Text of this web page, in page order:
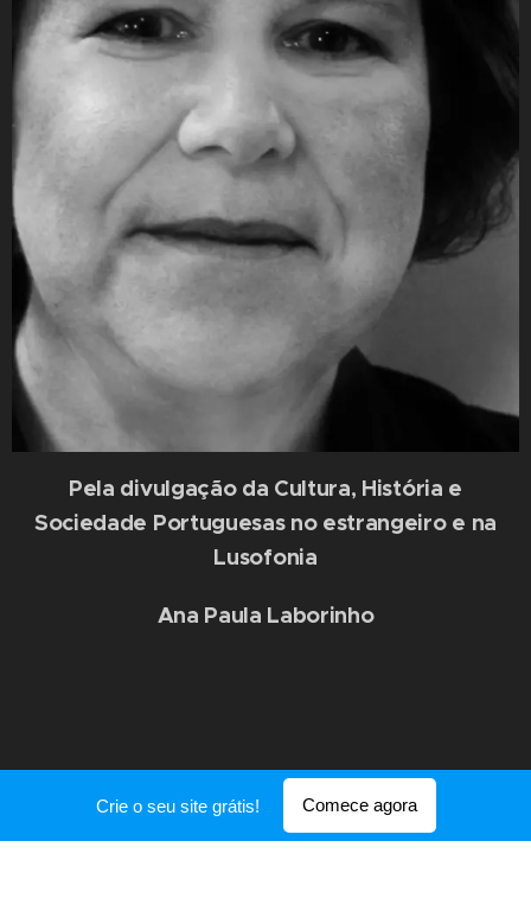
Pela divulgação da Cultura, História e
Sociedade Portuguesas no estrangeiro e na
Lusofonia
Ana Paula Laborinho
Desenvolvido por Webnode
Crie o seu site grátis! Comece agora